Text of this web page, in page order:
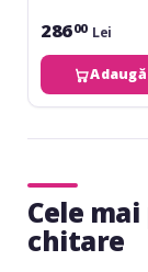
28600 Lei
Cele
chitare